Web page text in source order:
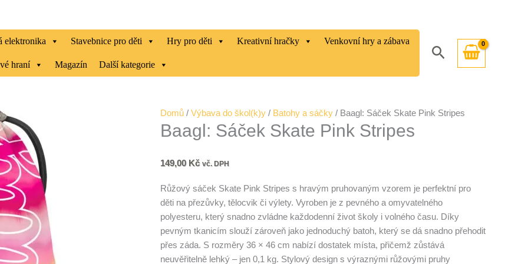
elektronika Stavebnice pro děti Hry pro děti Kreativní hračky Venkovní hry a zábava
hraní Magazín Další kategorie
Hledat
Domů / Výbava do škol(k)y / Batohy a sáčky / Baagl: Sáček Skate Pink Stripes
Baagl: Sáček Skate Pink Stripes
149,00 Kč vč. DPH
Růžový sáček Skate Pink Stripes s hravým pruhovaným vzorem je perfektní pro
děti na přezůvky, tělocvik či výlety. Vyroben je z pevného a omyvatelného
polyesteru, který snadno zvládne každodenní život školy i volného času. Díky
pevným tkanicím slouží zároveň jako jednoduchý batoh, který se dá snadno přehodit
přes záda. S rozměry 36 × 46 cm nabízí dostatek místa, přičemž zůstává
neuvěřitelně lehký – jen 0,1 kg. Stylový design s výraznými růžovými pruhy
Baagl:
Sáček
Stripes
množství